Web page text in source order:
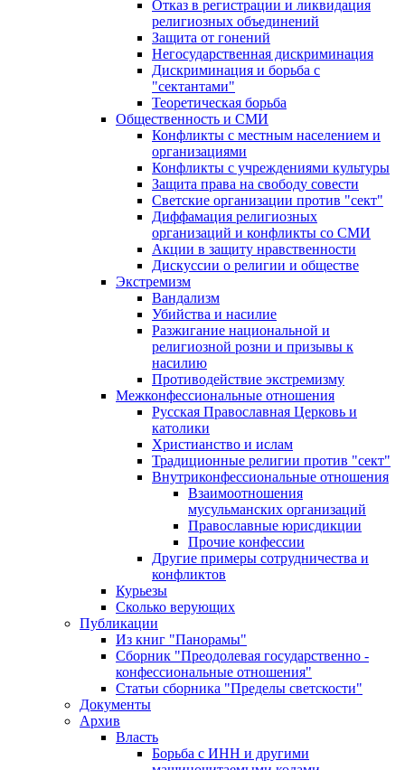
Отказ в регистрации и ликвидация
религиозных объединений
Защита от гонений
Негосударственная дискриминация
Дискриминация и борьба с
"сектантами"
Теоретическая борьба
Общественность и СМИ
Конфликты с местным населением и
организациями
Конфликты с учреждениями культуры
Защита права на свободу совести
Светские организации против "сект"
Диффамация религиозных
организаций и конфликты со СМИ
Акции в защиту нравственности
Дискуссии о религии и обществе
Экстремизм
Вандализм
Убийства и насилие
Разжигание национальной и
религиозной розни и призывы к
насилию
Противодействие экстремизму
Межконфессиональные отношения
Русская Православная Церковь и
католики
Христианство и ислам
Традиционные религии против "сект"
Внутриконфессиональные отношения
Взаимоотношения
мусульманских организаций
Православные юрисдикции
Прочие конфессии
Другие примеры сотрудничества и
конфликтов
Курьезы
Сколько верующих
Публикации
Из книг "Панорамы"
Сборник "Преодолевая государственно -
конфессиональные отношения"
Статьи сборника "Пределы светскости"
Документы
Архив
Власть
Борьба с ИНН и другими